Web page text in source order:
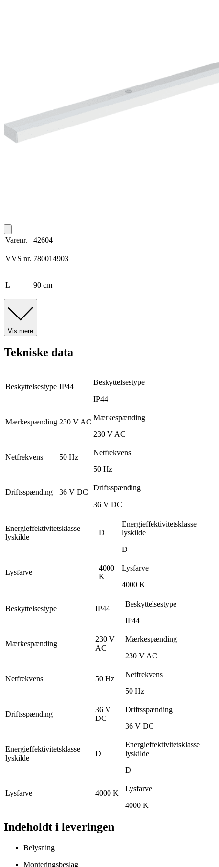
Varenr. 42604
VVS nr. 780014903
L 90 cm
Vis mere
Tekniske data
Beskyttelsestype IP44
Beskyttelsestype
IP44
Mærkespænding 230 V AC
Mærkespænding
230 V AC
Netfrekvens 50 Hz
Netfrekvens
50 Hz
Driftsspænding 36 V DC
Driftsspænding
36 V DC
Energieffektivitetsklasse
lyskilde
D
Energieffektivitetsklasse
lyskilde
D
Lysfarve
4000
K
Lysfarve
4000 K
Beskyttelsestype IP44
Beskyttelsestype
IP44
Mærkespænding
230 V
AC
Mærkespænding
230 V AC
Netfrekvens 50 Hz
Netfrekvens
50 Hz
Driftsspænding
36 V
DC
Driftsspænding
36 V DC
Energieffektivitetsklasse
lyskilde
D
Energieffektivitetsklasse
lyskilde
D
Lysfarve 4000 K
Lysfarve
4000 K
Indeholdt i leveringen
Belysning
Monteringsbeslag